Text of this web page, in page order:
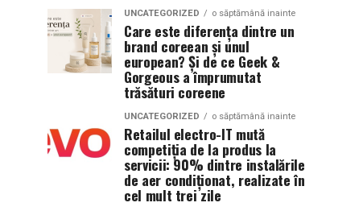
UNCATEGORIZED o săptămână inainte
Care este diferența dintre un
brand coreean și unul
european? Și de ce Geek &
Gorgeous a împrumutat
trăsături coreene
UNCATEGORIZED o săptămână inainte
Retailul electro-IT mută
competiția de la produs la
servicii: 90% dintre instalările
de aer condiționat, realizate în
cel mult trei zile